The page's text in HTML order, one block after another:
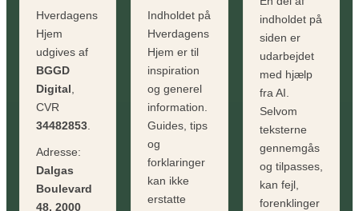
Hverdagens
Hjem
udgives af
BGGD
Digital
CVR
34482853
Adresse:
Dalgas
Boulevard
48, 2000
Indholdet på
Hverdagens
Hjem er til
inspiration
og generel
information.
Guides, tips
og
forklaringer
kan ikke
erstatte
indholdet på
siden er
udarbejdet
med hjælp
fra AI.
Selvom
teksterne
gennemgås
og tilpasses,
kan fejl,
forenklinger